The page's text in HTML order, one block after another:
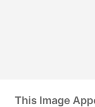
This Image